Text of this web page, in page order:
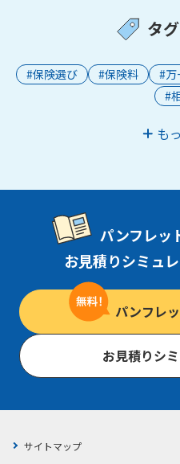
タ
#保険選び #保険料 #万
#
も
パンフレッ
お見積りシミュ
パンフレ
お見積りシ
サイトマップ